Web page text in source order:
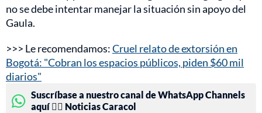
no se debe intentar manejar la situación sin apoyo del
Gaula.
>>> Le recomendamos:Cruel relato de extorsión en
Bogotá: "Cobran los espacios públicos, piden $60 mil
diarios"
Suscríbase a nuestro canal de WhatsApp Channels
aquí 👉🏻 Noticias Caracol